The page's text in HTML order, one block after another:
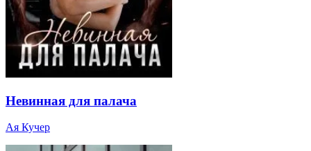
Невинная для палача
Ая Кучер